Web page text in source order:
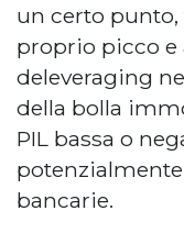
un certo
proprio picco
deleveraging
della bolla
PIL bassa o
bancarie.